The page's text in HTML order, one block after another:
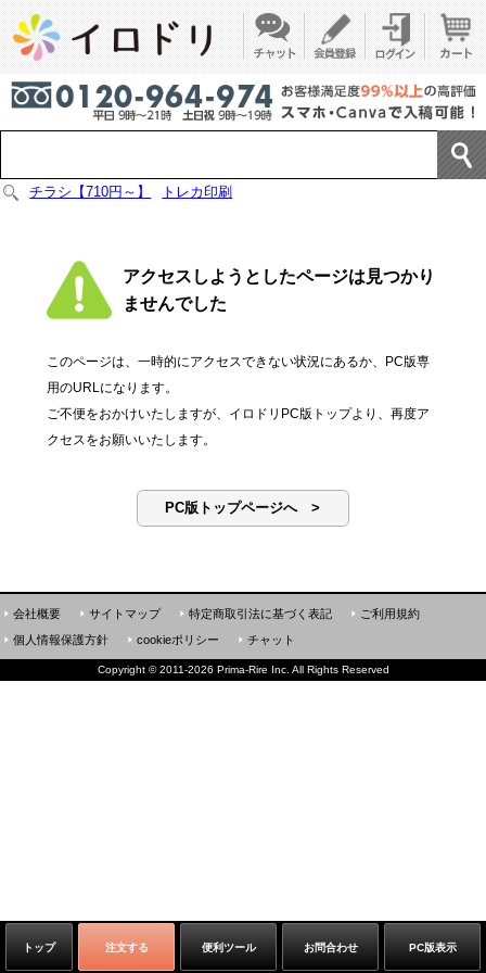
チラシ【710円～】 トレカ印刷
アクセスしようとしたページは見つかり
ませんでした
このページは、一時的にアクセスできない状況にあるか、PC版専
用のURLになります。
ご不便をおかけいたしますが、イロドリPC版トップより、再度ア
クセスをお願いいたします。
PC版トップページへ >
トップ 注文する 便利ツール お問合わせ PC版表示
会社概要 サイトマップ 特定商取引法に基づく表記
ご利用規約
個人情報保護方針
cookieポリシー チャット
Copyright ©2011-2026 Prima-Rire Inc. All Rights Reserved